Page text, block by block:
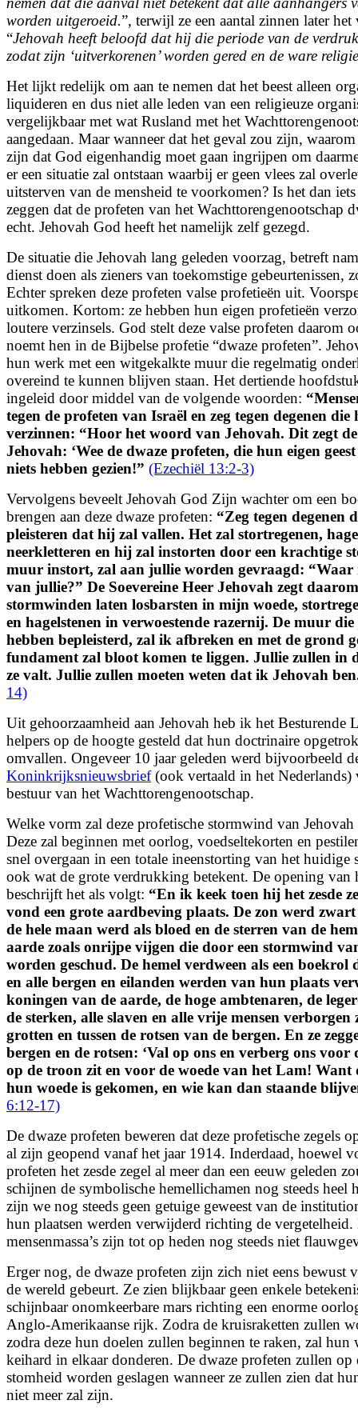
worden uitgeroeid.”, terwijl ze een aantal zinnen later
“Jehovah heeft beloofd dat hij die periode van de
zodat zijn ‘uitverkorenen’ worden gered en de ware
Het lijkt redelijk om aan te nemen dat het beest alleen
liquideren en dus niet alle leden van een religieuze
vergelijkbaar met wat Rusland met het
aangedaan. Maar wanneer dat het geval zou zijn,
zijn dat God eigenhandig moet gaan ingrijpen om
er een situatie zal ontstaan waarbij er geen vlees zal
uitsterven van de mensheid te voorkomen? Is het dan
zeggen dat de profeten van het Wachttorengenootschap
echt. Jehovah God heeft het namelijk zelf gezegd.
De situatie die Jehovah lang geleden voorzag, betreft
dienst doen als zieners van toekomstige gebeurtenissen,
Echter spreken deze profeten valse profetieën uit.
uitkomen. Kortom: ze hebben hun eigen profetieën
loutere verzinsels. God stelt deze valse profeten daarom
noemt hen in de Bijbelse profetie “dwaze profeten”.
hun werk met een witgekalkte muur die regelmatig
overeind te kunnen blijven staan. Het dertiende
ingeleid door middel van de volgende woorden: “
tegen de profeten van Israël en zeg tegen degenen
verzinnen: “Hoor het woord van Jehovah. Dit zegt de
Jehovah: ‘Wee de dwaze profeten, die hun eigen
niets hebben gezien!” (Ezechiël 13:2-3)
Vervolgens beveelt Jehovah God Zijn wachter om een
brengen aan deze dwaze profeten: “Zeg tegen degenen
pleisteren dat hij zal vallen. Het zal stortregenen,
neerkletteren en hij zal instorten door een krachtige
muur instort, zal aan jullie worden gevraagd: “Waar
van jullie?” De Soevereine Heer Jehovah zegt
stormwinden laten losbarsten in mijn woede,
en hagelstenen in verwoestende razernij. De muur
hebben bepleisterd, zal ik afbreken en met de grond
fundament zal bloot komen te liggen. Jullie zullen in
ze valt. Jullie zullen moeten weten dat ik Jehovah
14)
Uit gehoorzaamheid aan Jehovah heb ik het Besturende
helpers op de hoogte gesteld dat hun doctrinaire
omvallen. Ongeveer 10 jaar geleden werd bijvoorbeeld
Koninkrijksnieuwsbrief(ook vertaald in het Nederlands)
bestuur van het Wachttorengenootschap.
Welke vorm zal deze profetische stormwind van Jehovah
Deze zal beginnen met oorlog, voedseltekorten en
snel overgaan in een totale ineenstorting van het huidige
ook wat de grote verdrukking betekent. De opening van
beschrijft het als volgt: “En ik keek toen hij het zesde
vond een grote aardbeving plaats. De zon werd
de hele maan werd als bloed en de sterren van de
aarde zoals onrijpe vijgen die door een stormwind
worden geschud. De hemel verdween als een
en alle bergen en eilanden werden van hun plaats
koningen van de aarde, de hoge ambtenaren, de
de sterken, alle slaven en alle vrije mensen verborgen
grotten en tussen de rotsen van de bergen. En ze
bergen en de rotsen: ‘Val op ons en verberg ons voor
op de troon zit en voor de woede van het Lam! Want
hun woede is gekomen, en wie kan dan staande
6:12-17)
De dwaze profeten beweren dat deze profetische zegels
al zijn geopend vanaf het jaar 1914. Inderdaad, hoewel
profeten het zesde zegel al meer dan een eeuw geleden
schijnen de symbolische hemellichamen nog steeds heel
zijn we nog steeds geen getuige geweest van de
hun plaatsen werden verwijderd richting de vergetelheid.
mensenmassa’s zijn tot op heden nog steeds niet
Erger nog, de dwaze profeten zijn zich niet eens bewust
de wereld gebeurt. Ze zien blijkbaar geen enkele
schijnbaar onomkeerbare mars richting een enorme
Anglo-Amerikaanse rijk. Zodra de kruisraketten zullen
zodra deze hun doelen zullen beginnen te raken, zal
keihard in elkaar donderen. De dwaze profeten zullen op
stomheid worden geslagen wanneer ze zullen zien dat
niet meer zal zijn.